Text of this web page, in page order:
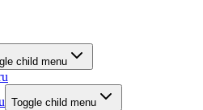
child menu
Toggle child menu